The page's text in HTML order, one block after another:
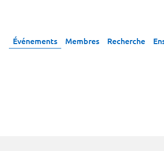
Événements Membres Recherche